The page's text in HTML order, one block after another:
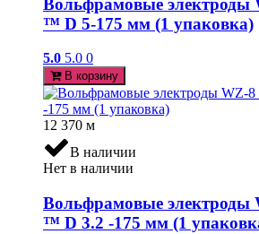
Вольфрамовые
™ D 5-175 мм (1 упаковка)
5.0 5.0 0
В корзину
12 370 м
В наличии
Нет в наличии
Вольфрамовые
™ D 3.2 -175 мм (1